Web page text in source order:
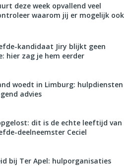
deze week opvallend veel
waarom jij er mogelijk ook
kandidaat Jiry blijkt geen
hier zag je hem eerder
woedt in Limburg: hulpdiensten
advies
dit is de echte leeftijd van
deelneemster Ceciel
bij Ter Apel: hulporganisaties